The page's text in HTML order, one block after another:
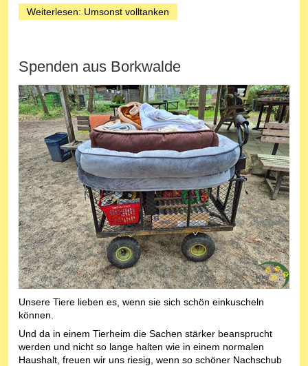
Weiterlesen: Umsonst volltanken
Spenden aus Borkwalde
Unsere Tiere lieben es, wenn sie sich schön einkuscheln
können.
Und da in einem Tierheim die Sachen stärker beansprucht
werden und nicht so lange halten wie in einem normalen
Haushalt, freuen wir uns riesig, wenn so schöner Nachschub